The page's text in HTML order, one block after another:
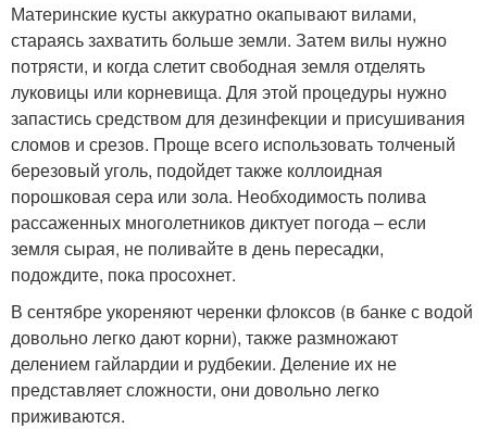
Материнские кусты аккуратно окапывают вилами,
стараясь захватить больше земли. Затем вилы нужно
потрясти, и когда слетит свободная земля отделять
луковицы или корневища. Для этой процедуры нужно
запастись средством для дезинфекции и присушивания
сломов и срезов. Проще всего использовать толченый
березовый уголь, подойдет также коллоидная
порошковая сера или зола. Необходимость полива
рассаженных многолетников диктует погода – если
земля сырая, не поливайте в день пересадки,
подождите, пока просохнет.
В сентябре укореняют черенки флоксов (в банке с водой
довольно легко дают корни), также размножают
делением гайлардии и рудбекии. Деление их не
представляет сложности, они довольно легко
приживаются.